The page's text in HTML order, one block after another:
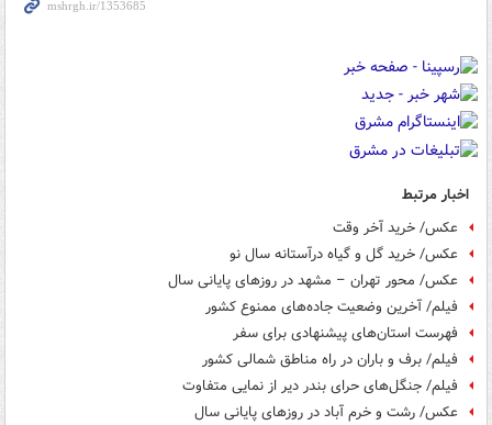
اخبار مرتبط
عکس/ خرید آخر وقت
عکس/ خرید گل و گیاه درآستانه سال نو
عکس/ محور تهران – مشهد در روزهای پایانی سال
فیلم/ آخرین وضعیت جاده‌های ممنوع کشور
فهرست استان‌های پیشنهادی برای سفر
فیلم/ برف و باران در راه مناطق شمالی کشور
فیلم/ جنگل‌های حرای بندر دیر از نمایی متفاوت
عکس/ رشت و خرم آباد در روزهای پایانی سال